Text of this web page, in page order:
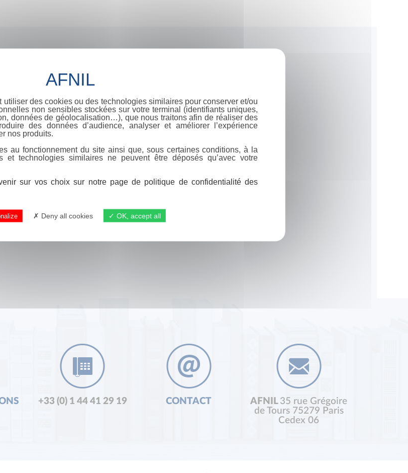
+33 (0) 1 44 41 29 19 CONTACT AFNIL 35 rue Grégoire
de Tours 75279 Paris
Cedex 06
utiliser des cookies ou des technologies similaires pour conserver et/ou
non sensibles stockées sur votre terminal (identifiants uniques,
données de géolocalisation…), que nous traitons afin de réaliser des
des données d’audience, analyser et améliorer l’expérience
nos produits.
au fonctionnement du site ainsi que, sous certaines conditions, à la
et technologies similaires ne peuvent être déposés qu’avec votre
sur vos choix sur notre page de politique de confidentialité des
Deny all cookies OK, accept all